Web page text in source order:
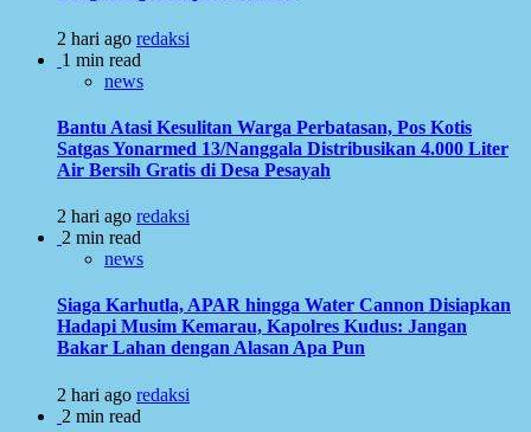
2 hari ago redaksi
1 min read
news
Bantu Atasi Kesulitan Warga Perbatasan, Pos Kotis
Satgas Yonarmed 13/Nanggala Distribusikan 4.000 Liter
Air Bersih Gratis di Desa Pesayah
2 hari ago redaksi
2 min read
news
Siaga Karhutla, APAR hingga Water Cannon Disiapkan
Hadapi Musim Kemarau, Kapolres Kudus: Jangan
Bakar Lahan dengan Alasan Apa Pun
2 hari ago redaksi
2 min read